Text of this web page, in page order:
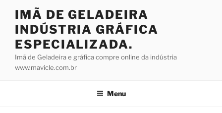
conteúdo
IMÃ DE GELADEIRA
INDÚSTRIA GRÁFICA
ESPECIALIZADA.
Imã de Geladeira e gráfica compre online da indústria
www.mavicle.com.br
Menu